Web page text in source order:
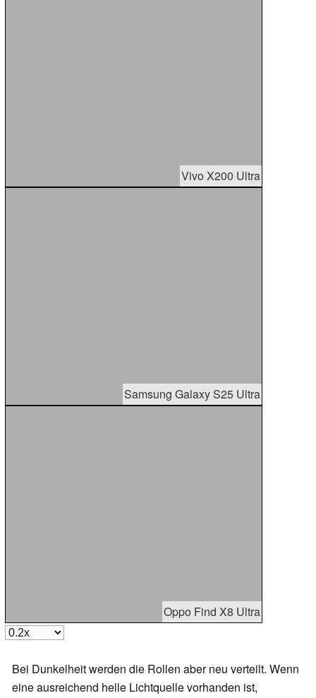
Vivo X200 Ultra
Samsung Galaxy S25 Ultra
Oppo Find X8 Ultra
Bei Dunkelheit werden die Rollen aber neu verteilt. Wenn
eine ausreichend helle Lichtquelle vorhanden ist,